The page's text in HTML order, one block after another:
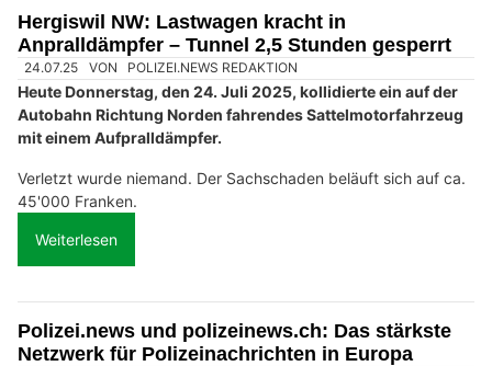
Hergiswil NW: Lastwagen kracht in
Anpralldämpfer – Tunnel 2,5 Stunden gesperrt
24.07.25 VON POLIZEI.NEWS REDAKTION
Heute Donnerstag, den 24. Juli 2025, kollidierte ein auf der
Autobahn Richtung Norden fahrendes Sattelmotorfahrzeug
mit einem Aufpralldämpfer.
Verletzt wurde niemand. Der Sachschaden beläuft sich auf ca.
45'000 Franken.
Weiterlesen
Polizei.news und polizeinews.ch: Das stärkste
Netzwerk für Polizeinachrichten in Europa